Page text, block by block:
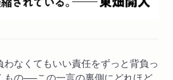
外の存在から支えられること／子ども
りかえしがつかないことはない
チング」で紹介されました。
わなくてもいい責任をずっと背負っ